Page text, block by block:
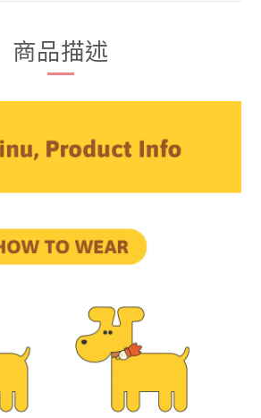
商品描述